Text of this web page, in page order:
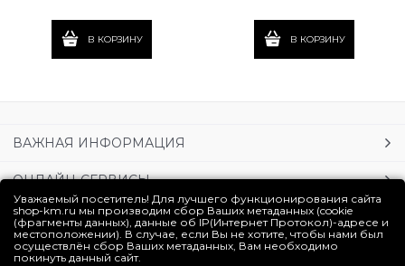
В КОРЗИНУ В КОРЗИНУ
ВАЖНАЯ ИНФОРМАЦИЯ
ОНЛАЙН-СЕРВИСЫ
УСЛУГИ
ЛИЧНЫЙ КАБИНЕТ
Уважаемый посетитель! Для лучшего функционирования сайта
shop-km.ru мы производим сбор Ваших метаданных (cookie
(фрагменты данных), данные об IP(Интернет Протокол)-адресе и
местоположении). В случае, если Вы не хотите, чтобы нами был
осуществлён сбор Ваших метаданных, Вам необходимо
покинуть данный сайт.